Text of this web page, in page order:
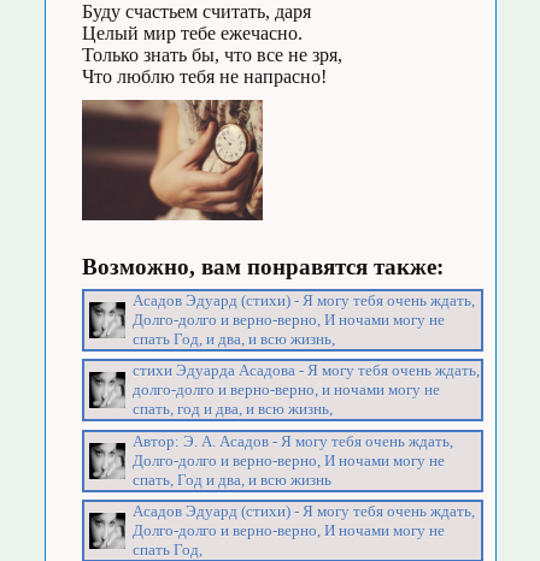
Буду счастьем считать, даря
Целый мир тебе ежечасно.
Только знать бы, что все не зря,
Что люблю тебя не напрасно!
Возможно, вам понравятся также:
Асадов Эдуард (стихи) - Я могу тебя очень ждать,
Долго-долго и верно-верно, И ночами могу не
спать Год, и два, и всю жизнь,
стихи Эдуарда Асадова - Я могу тебя очень ждать,
долго-долго и верно-верно, и ночами могу не
спать, год и два, и всю жизнь,
Автор: Э. А. Асадов - Я могу тебя очень ждать,
Долго-долго и верно-верно, И ночами могу не
спать, Год и два, и всю жизнь
Асадов Эдуард (стихи) - Я могу тебя очень ждать,
Долго-долго и верно-верно, И ночами могу не
спать Год,